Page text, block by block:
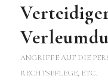
ANGRIFFE AUF DIE
RECHTSPFLEGE, ETC.